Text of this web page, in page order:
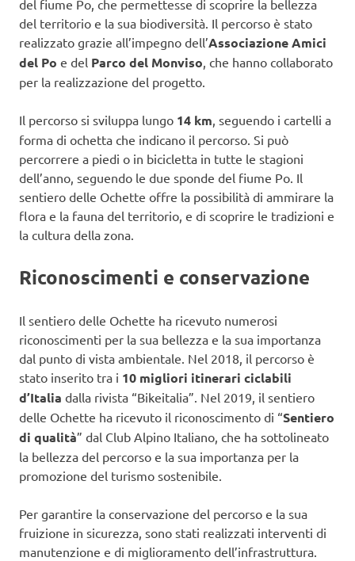
del fiume Po, che permettesse di scoprire la bellezza
del territorio e la sua biodiversità. Il percorso è stato
realizzato grazie all’impegno dell’Associazione Amici
del Po e del Parco del Monviso, che hanno collaborato
per la realizzazione del progetto.
Il percorso si sviluppa lungo 14 km, seguendo i cartelli a
forma di ochetta che indicano il percorso. Si può
percorrere a piedi o in bicicletta in tutte le stagioni
dell’anno, seguendo le due sponde del fiume Po. Il
sentiero delle Ochette offre la possibilità di ammirare la
flora e la fauna del territorio, e di scoprire le tradizioni e
la cultura della zona.
Riconoscimenti e conservazione
Il sentiero delle Ochette ha ricevuto numerosi
riconoscimenti per la sua bellezza e la sua importanza
dal punto di vista ambientale. Nel 2018, il percorso è
stato inserito tra i 10 migliori itinerari ciclabili
d’Italia dalla rivista “Bikeitalia”. Nel 2019, il sentiero
delle Ochette ha ricevuto il riconoscimento di “Sentiero
di qualità” dal Club Alpino Italiano, che ha sottolineato
la bellezza del percorso e la sua importanza per la
promozione del turismo sostenibile.
Per garantire la conservazione del percorso e la sua
fruizione in sicurezza, sono stati realizzati interventi di
manutenzione e di miglioramento dell’infrastruttura.